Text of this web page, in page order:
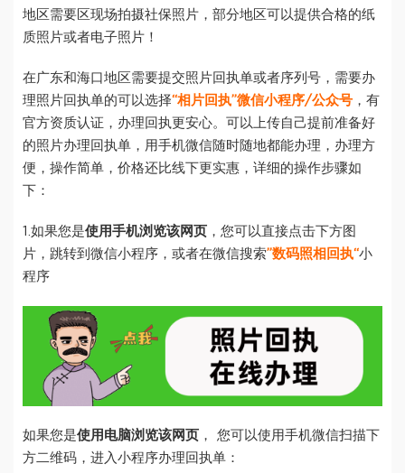
地区需要区现场拍摄社保照片，部分地区可以提供合格的纸
质照片或者电子照片！
在广东和海口地区需要提交照片回执单或者序列号，需要办
理照片回执单的可以选择“相片回执”微信小程序/公众号 ，有
官方资质认证，办理回执更安心。可以上传自己提前准备好
的照片办理回执单，用手机微信随时随地都能办理，办理方
便，操作简单，价格还比线下更实惠，详细的操作步骤如
下：
1.如果您是使用手机浏览该网页 ，您可以直接点击下方图
片，跳转到微信小程序，或者在微信搜索”数码照相回执“小
程序
如果您是使用电脑浏览该网页 ， 您可以使用手机微信扫描下
方二维码，进入小程序办理回执单：